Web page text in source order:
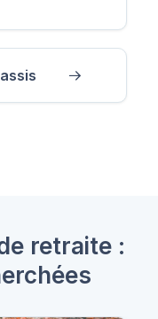
retraite :